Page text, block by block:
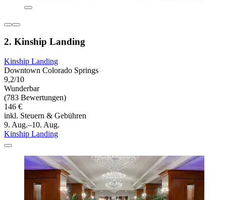
2. Kinship Landing
Kinship Landing
Downtown Colorado Springs
9,2/10
Wunderbar
(783 Bewertungen)
146 €
inkl. Steuern & Gebühren
9. Aug.–10. Aug.
Kinship Landing